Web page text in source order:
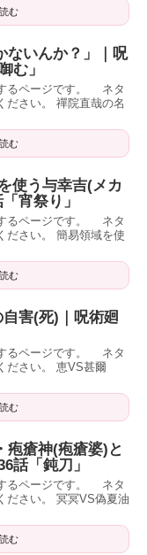
む
ないんか？」｜呪
む」
るページです。 ネタ
ださい。 禪院直哉の名
む
使う与幸吉(メカ
宵祭り」
るページです。 ネタ
ださい。 簡易領域を使
む
害(死)｜呪術廻
るページです。 ネタ
ださい。 恵VS甚爾
む
疱瘡神(疱瘡婆)と
話「鈍刀」
るページです。 ネタ
ださい。 冥冥VS偽夏油
む